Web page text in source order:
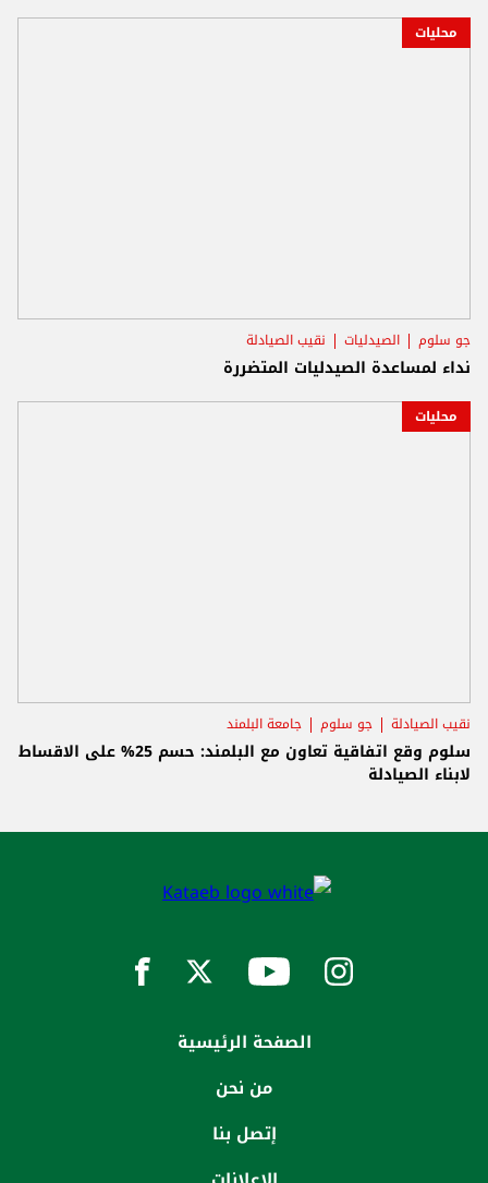
محليات
جو سلوم الصيدليات نقيب الصيادلة
نداء لمساعدة الصيدليات المتضررة
محليات
نقيب الصيادلة جو سلوم جامعة البلمند
سلوم وقع اتفاقية تعاون مع البلمند: حسم 25% على الاقساط
لابناء الصيادلة
الصفحة الرئيسية
من نحن
إتصل بنا